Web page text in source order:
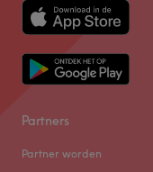
Partners
Partner worden